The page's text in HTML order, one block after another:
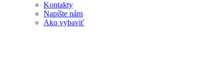
Kontakty
Napíšte nám
Ako vybaviť